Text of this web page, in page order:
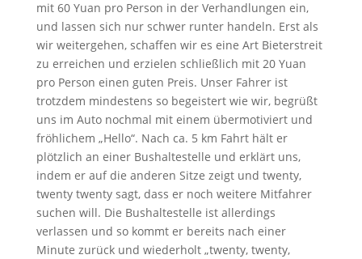
mit 60 Yuan pro Person in der Verhandlungen ein,
und lassen sich nur schwer runter handeln. Erst als
wir weitergehen, schaffen wir es eine Art Bieterstreit
zu erreichen und erzielen schließlich mit 20 Yuan
pro Person einen guten Preis. Unser Fahrer ist
trotzdem mindestens so begeistert wie wir, begrüßt
uns im Auto nochmal mit einem übermotiviert und
fröhlichem „Hello“. Nach ca. 5 km Fahrt hält er
plötzlich an einer Bushaltestelle und erklärt uns,
indem er auf die anderen Sitze zeigt und twenty,
twenty twenty sagt, dass er noch weitere Mitfahrer
suchen will. Die Bushaltestelle ist allerdings
verlassen und so kommt er bereits nach einer
Minute zurück und wiederholt „twenty, twenty,